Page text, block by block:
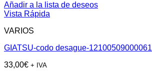
Añadir a la lista de deseos
Vista Rápida
VARIOS
GIATSU-codo desague-12100509000061
33,00€ + IVA